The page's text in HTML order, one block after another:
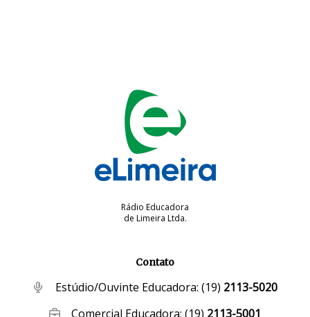
Rádio Educadora
de Limeira Ltda.
Contato
Estúdio/Ouvinte Educadora: (19) 2113-5020
Comercial Educadora:(19) 2113-5001